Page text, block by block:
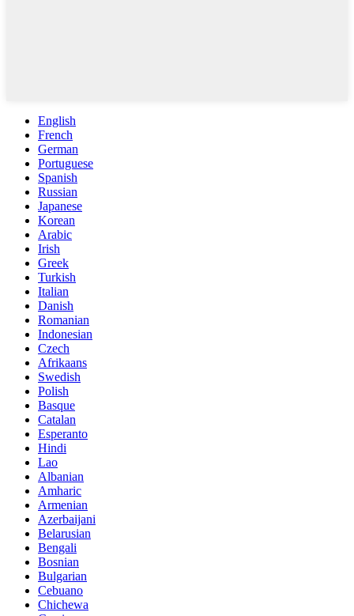
English
French
German
Portuguese
Spanish
Russian
Japanese
Korean
Arabic
Irish
Greek
Turkish
Italian
Danish
Romanian
Indonesian
Czech
Afrikaans
Swedish
Polish
Basque
Catalan
Esperanto
Hindi
Lao
Albanian
Amharic
Armenian
Azerbaijani
Belarusian
Bengali
Bosnian
Bulgarian
Cebuano
Chichewa